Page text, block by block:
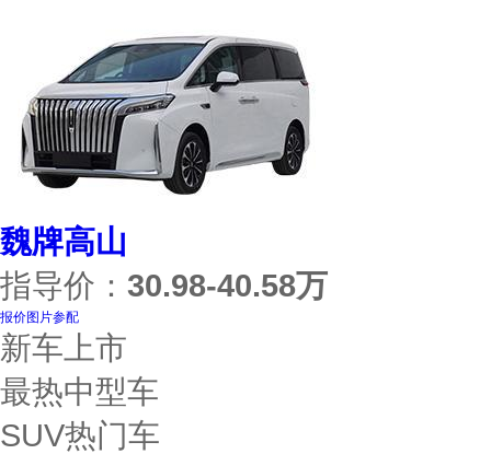
魏牌高山
指导价： 30.98-40.58万
报价图片参配
新车上市
最热中型车
SUV热门车